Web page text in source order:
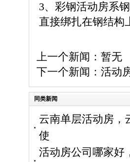
3、彩钢活动房系
直接绑扎在钢结构
上一个新闻：暂无
下一个新闻： 活动
同类新闻
云南单层活动房，
使
活动房公司哪家好